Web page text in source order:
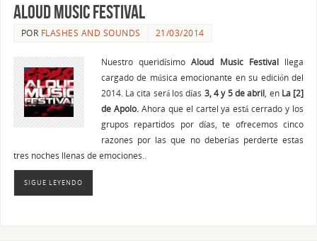
Aloud Music Festival
POR FLASHES AND SOUNDS 21/03/2014
Nuestro queridísimoAloud Music Festival llega
cargado de música emocionante en su edición del
2014. La cita será los días 3, 4 y 5 de abril , en La [2]
de Apolo.Ahora que el cartel ya está cerrado y los
grupos repartidos por días, te ofrecemos cinco
razones por las que no deberías perderte estas
tres noches llenas de emociones..
SIGUE LEYENDO